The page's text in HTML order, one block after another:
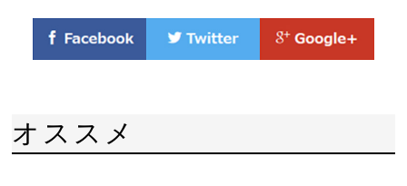
オススメ